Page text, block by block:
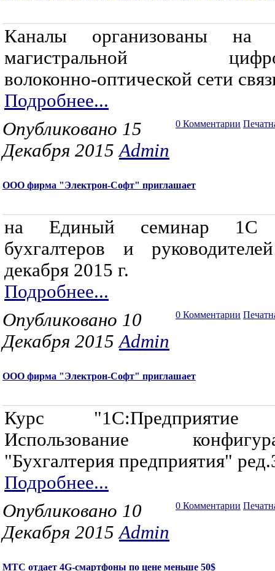
Каналы организованы на
магистральной
волоконно-оптической сети
Подробнее...
0 Комментарии
Опубликовано 15
Декабря 2015Admin
ООО фирма "Электрон-Софт" приглашает
на Единый семинар 1С
бухгалтеров и
декабря 2015 г.
Подробнее...
0 Комментарии
Опубликовано 10
Декабря 2015Admin
ООО фирма "Электрон-Софт" приглашает
Курс
Использование
"Бухгалтерия предприятия"
Подробнее...
0 Комментарии
Опубликовано 10
Декабря 2015Admin
МТС отдает 4G-смартфоны по цене меньше 50$